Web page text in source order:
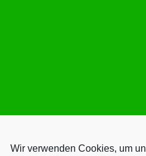
Wir verwenden Cookies, um